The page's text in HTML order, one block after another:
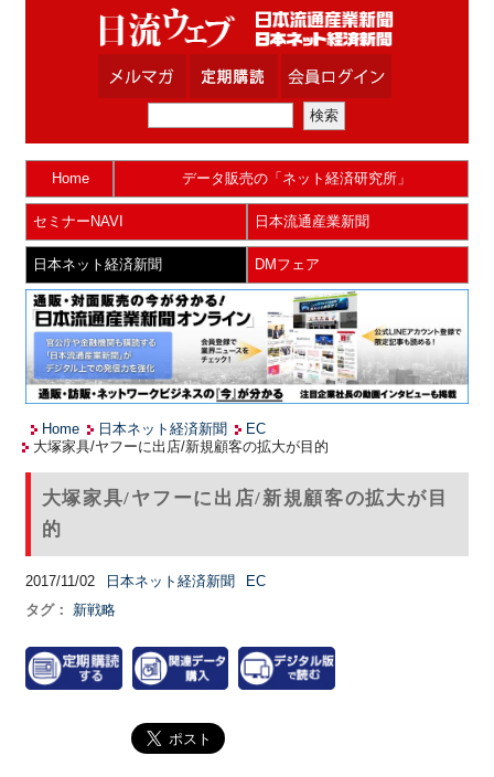
Home データ販売の「ネット経済研究所」
セミナーNAVI 日本流通産業新聞
日本ネット経済新聞 DMフェア
Home 日本ネット経済新聞
EC
大塚家具/ヤフーに出店/新規顧客の拡大が目的
大塚家具/ヤフーに出店/新規顧客の拡大が目
的
2017/11/02 日本ネット経済新聞
EC
タグ：
新戦略